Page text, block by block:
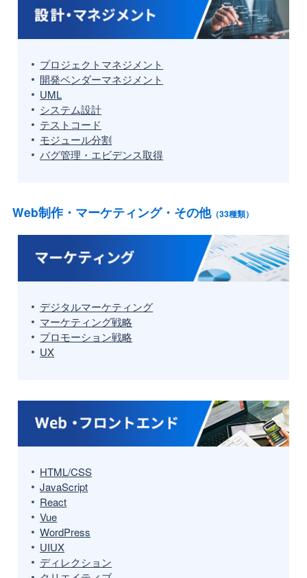
プロジェクトマネジメント
開発ベンダーマネジメント
UML
システム設計
テストコード
モジュール分割
バグ管理・エビデンス取得
Web制作・マーケティング・その他（33種類）
デジタルマーケティング
マーケティング戦略
プロモーション戦略
UX
HTML/CSS
JavaScript
React
Vue
WordPress
UIUX
ディレクション